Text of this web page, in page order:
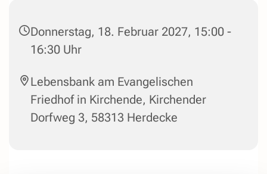
Donnerstag, 18. Februar 2027, 15:00 -
16:30 Uhr
Lebensbank am Evangelischen
Friedhof in Kirchende, Kirchender
Dorfweg 3, 58313 Herdecke